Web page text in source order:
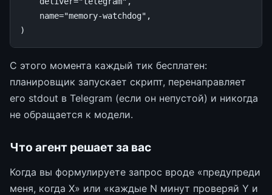
name="memory-watchdog" ,
)
С этого момента каждый тик бесплатен:
планировщик запускает скрипт, перенаправляет
его stdout в Telegram (если он непустой) и никогда
не обращается к модели.
Что агент решает за вас
Когда вы формулируете запрос вроде «предупреди
меня, когда X» или «каждые N минут проверяй Y и